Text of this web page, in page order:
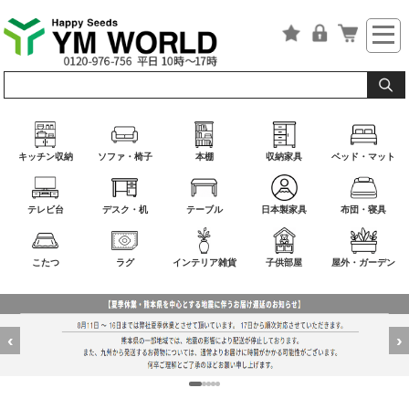
キッチン収納 ソファ・椅子 本棚 収納家具 ベッド・マット
テレビ台 デスク・机 テーブル 日本製家具 布団・寝具
こたつ ラグ インテリア雑貨 子供部屋 屋外・ガーデン
‹ ›